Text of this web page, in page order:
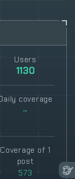
Users
1130
coverage
~
Coverage of 1
post
573